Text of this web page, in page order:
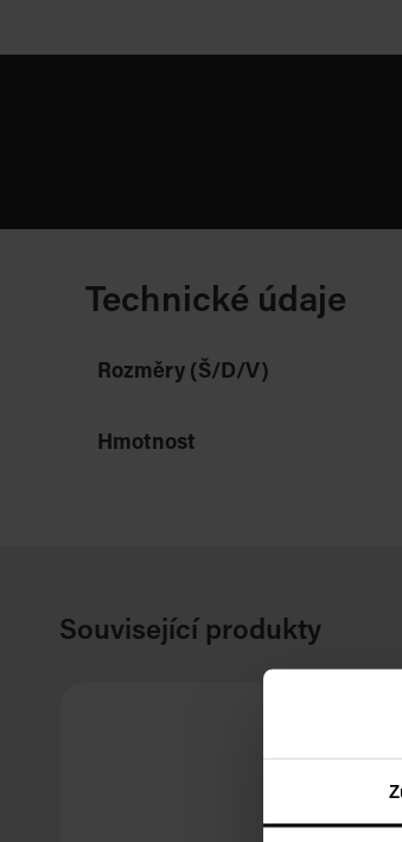
Technické údaje
Rozměry (Š/D/V)
Hmotnost
Související produkty